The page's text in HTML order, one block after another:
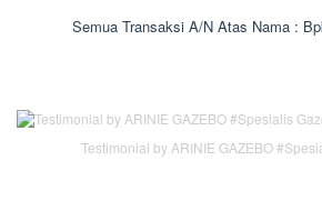
Semua Transaksi A/N Atas Nama :
Testimonial by ARINIE GAZEBO